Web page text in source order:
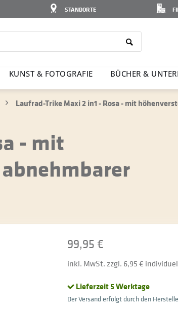
STANDORTE
KUNST & FOTO­GRAFIE BÜCHER &
Laufrad-Trike Maxi 2 in1 - Rosa - mit
- mit
99,95 €
inkl. MwSt. zzgl. 6,95 €
Lieferzeit 5 Werktage
Der Versand erfolgt durch den